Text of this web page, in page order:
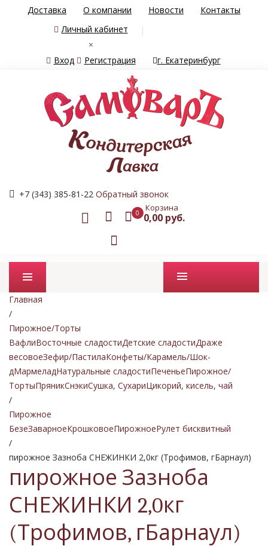
Доставка О компании Новости
Контакты
Личный кабинет
×
Вход
Регистрация г. Екатеринбург
+7 (343) 385-81-22 Обратный звонок
0 Корзина
0,00 руб.
Промо товары
Главная
/
Пирожное/Торты
ВафлиВосточные сладостиДетские сладостиДраже
весовоеЗефир/ПастилаКонфеты/Карамель/Шок-
дМармеладНатуральные сладостиПеченьеПирожное/
ТортыПряникСнэкиСушка, СухариЦикорий, кисель, чай
/
Пирожное
БезеЗаварноеКрошковоеПирожноеРулет бисквитный
/
пирожное Зазноба СНЕЖИНКИ 2,0кг (Трофимов, гБарнаул)
пирожное Зазноба
СНЕЖИНКИ 2,0кг
(Трофимов, гБарнаул)